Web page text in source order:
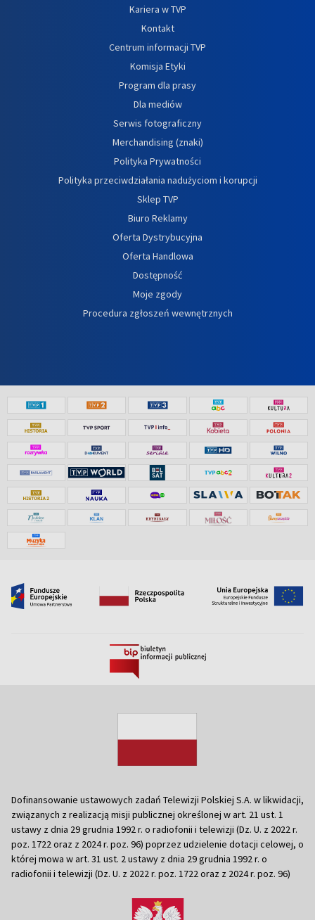
Kariera w TVP
Kontakt
Centrum informacji TVP
Komisja Etyki
Program dla prasy
Dla mediów
Serwis fotograficzny
Merchandising (znaki)
Polityka Prywatności
Polityka przeciwdziałania nadużyciom i korupcji
Sklep TVP
Biuro Reklamy
Oferta Dystrybucyjna
Oferta Handlowa
Dostępność
Moje zgody
Procedura zgłoszeń wewnętrznych
Dofinansowanie ustawowych zadań Telewizji Polskiej S.A. w likwidacji,
związanych z realizacją misji publicznej określonej w art. 21 ust. 1
ustawy z dnia 29 grudnia 1992 r. o radiofonii i telewizji (Dz. U. z 2022 r.
poz. 1722 oraz z 2024 r. poz. 96) poprzez udzielenie dotacji celowej, o
której mowa w art. 31 ust. 2 ustawy z dnia 29 grudnia 1992 r. o
radiofonii i telewizji (Dz. U. z 2022 r. poz. 1722 oraz z 2024 r. poz. 96)